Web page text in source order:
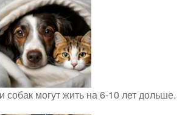
собак могут жить на 6-10 лет дольше.